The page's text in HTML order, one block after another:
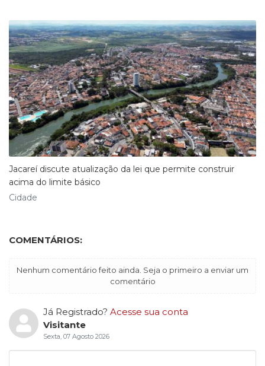
Jacareí discute atualização da lei que permite construir
acima do limite básico
Cidade
COMENTÁRIOS:
Nenhum comentário feito ainda. Seja o primeiro a enviar um
comentário
Já Registrado? Acesse sua conta
Visitante
Sexta, 07 Agosto 2026